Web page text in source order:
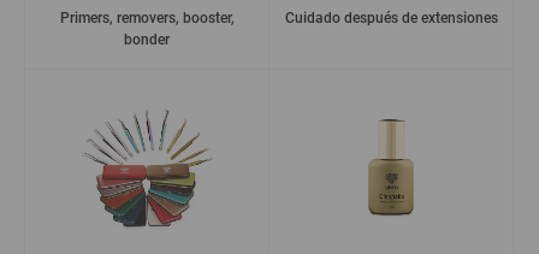
Primers, removers, booster,
bonder
Cuidado después de extensiones